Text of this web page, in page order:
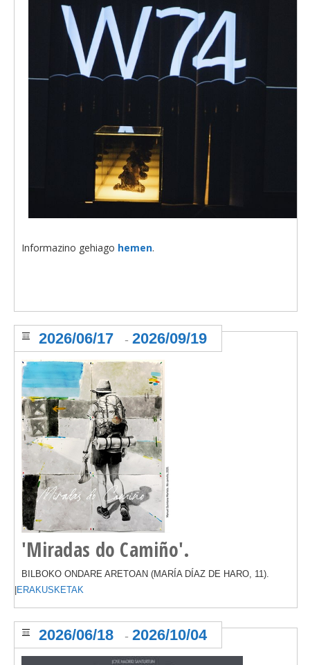
Informazino gehiago hemen.
'Miradas do Camiño'.
2026/06/17 - 2026/09/19
BILBOKO ONDARE ARETOAN (MARÍA DÍAZ DE HARO, 11).
ERAKUSKETAK
2026/06/18 - 2026/10/04